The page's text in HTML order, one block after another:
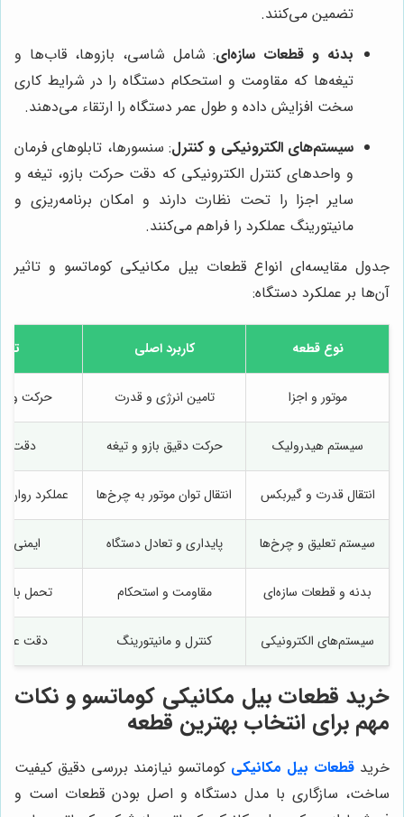
تضمین می‌کنند.
بدنه و قطعات سازه‌ای: شامل شاسی، بازوها، قاب‌ها و
تیغه‌ها که مقاومت و استحکام دستگاه را در شرایط کاری
سخت افزایش داده و طول عمر دستگاه را ارتقاء می‌دهند.
سیستم‌های الکترونیکی و کنترل: سنسورها، تابلوهای فرمان
و واحدهای کنترل الکترونیکی که دقت حرکت بازو، تیغه و
سایر اجزا را تحت نظارت دارند و امکان برنامه‌ریزی و
مانیتورینگ عملکرد را فراهم می‌کنند.
جدول مقایسه‌ای انواع قطعات بیل مکانیکی کوماتسو و تاثیر
آن‌ها بر عملکرد دستگاه:
نوع قطعه کاربرد اصلی
موتور و اجزا تامین انرژی و قدرت حرکت و
سیستم هیدرولیک حرکت دقیق بازو و تیغه دقت و
انتقال قدرت و گیربکس انتقال توان موتور به چرخ‌ها عملکرد
سیستم تعلیق و چرخ‌ها پایداری و تعادل دستگاه ایمنی
بدنه و قطعات سازه‌ای مقاومت و استحکام تحمل بار
سیستم‌های الکترونیکی کنترل و مانیتورینگ دقت
خرید قطعات بیل مکانیکی کوماتسو و نکات
مهم برای انتخاب بهترین قطعه
خرید قطعات بیل مکانیکی کوماتسو نیازمند بررسی دقیق کیفیت
ساخت، سازگاری با مدل دستگاه و اصل بودن قطعات است و